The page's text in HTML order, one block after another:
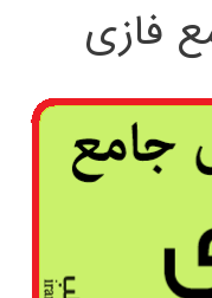
فازی